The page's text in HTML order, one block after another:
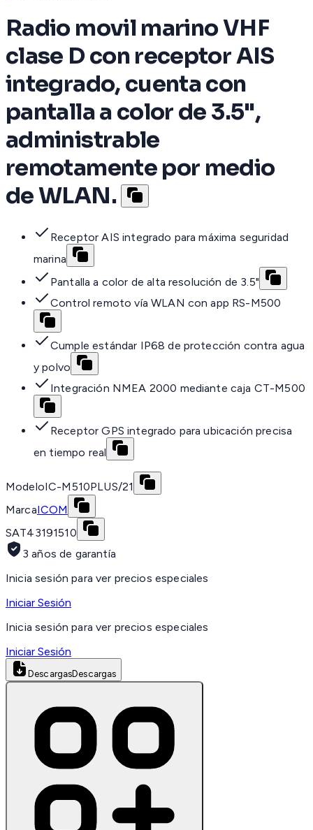
Radio movil marino VHF
clase D con receptor AIS
integrado, cuenta con
pantalla a color de 3.5",
administrable
remotamente por medio
de WLAN.
Receptor AIS integrado para máxima seguridad
marina
Pantalla a color de alta resolución de 3.5"
Control remoto vía WLAN con app RS-M500
Cumple estándar IP68 de protección contra agua
y polvo
Integración NMEA 2000 mediante caja CT-M500
Receptor GPS integrado para ubicación precisa
en tiempo real
ModeloIC-M510PLUS/21
MarcaICOM
SAT43191510
3 años de garantía
Inicia sesión para ver precios especiales
Iniciar Sesión
Inicia sesión para ver precios especiales
Iniciar Sesión
DescargasDescargas